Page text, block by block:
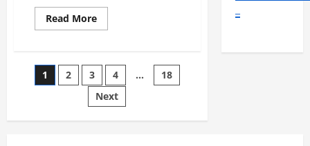
Read MoreRead
more
the
Shepherd?
Paginasi
1 2 3 4 …
18
Next